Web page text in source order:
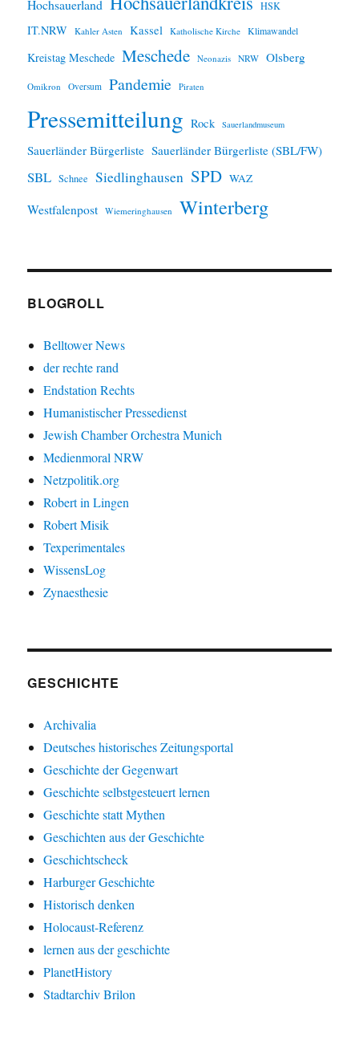
Hochsauerland HSK
IT.NRW Kahler Asten Kassel Katholische Kirche Klimawandel
Kreistag Meschede Meschede Neonazis NRW Olsberg
Omikron Oversum Pandemie Piraten
Pressemitteilung Rock Sauerlandmuseum
Sauerländer Bürgerliste Sauerländer Bürgerliste (SBL/FW)
SBL Schnee Siedlinghausen SPD WAZ
Westfalenpost Wiemeringhausen Winterberg
BLOGROLL
Belltower News
der rechte rand
Endstation Rechts
Humanistischer Pressedienst
Jewish Chamber Orchestra Munich
Medienmoral NRW
Netzpolitik.org
Robert in Lingen
Robert Misik
Texperimentales
WissensLog
Zynaesthesie
GESCHICHTE
Archivalia
Deutsches historisches Zeitungsportal
Geschichte der Gegenwart
Geschichte selbstgesteuert lernen
Geschichte statt Mythen
Geschichten aus der Geschichte
Geschichtscheck
Harburger Geschichte
Historisch denken
Holocaust-Referenz
lernen aus der geschichte
PlanetHistory
Stadtarchiv Brilon